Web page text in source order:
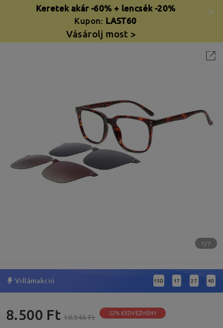
Keretek akár -60% + lencsék -20%
Kupon: LAST60
Vásárolj most >
1/7
Villámakció 15D : 17 : 27 : 39
8.500 Ft 10.946 Ft 22% KEDVEZMÉNY